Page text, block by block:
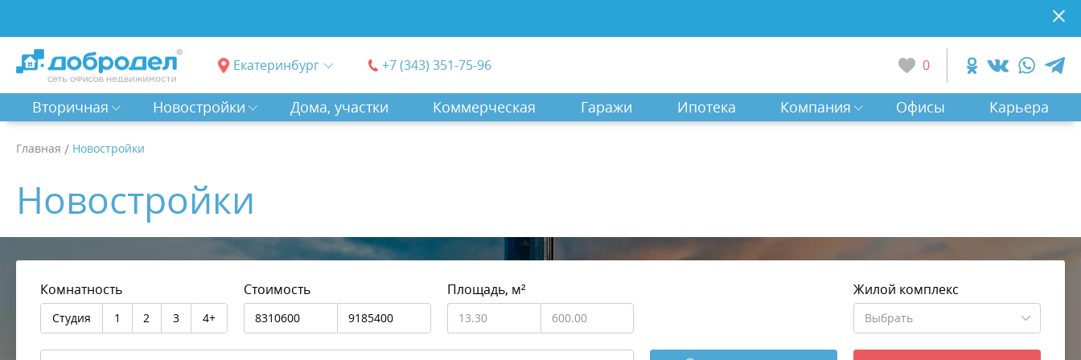
Екатеринбург +7 (343) 351-75-96 0
Вторичная Новостройки Дома, участки Коммерческая Гаражи Ипотека Компания Офисы Карьера
Главная / Новостройки
Новостройки
Комнатность
Студия 1 2 3 4+
Стоимость Площадь, м² Жилой комплекс
Выбрать